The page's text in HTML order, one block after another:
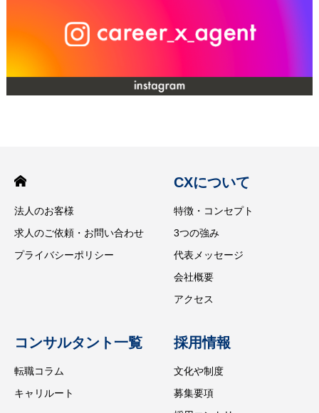
法人のお客様
求人のご依頼・お問い合わせ
プライバシーポリシー
CXについて
特徴・コンセプト
3つの強み
代表メッセージ
会社概要
アクセス
コンサルタント一覧
転職コラム
キャリルート
採用情報
文化や制度
募集要項